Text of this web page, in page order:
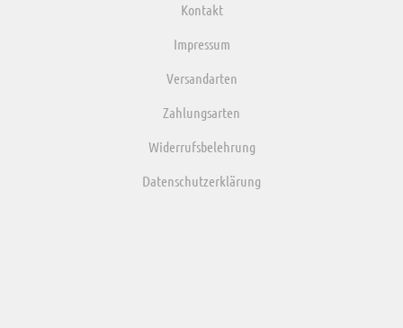
Kontakt
Impressum
Versandarten
Zahlungsarten
Widerrufsbelehrung
Datenschutzerklärung